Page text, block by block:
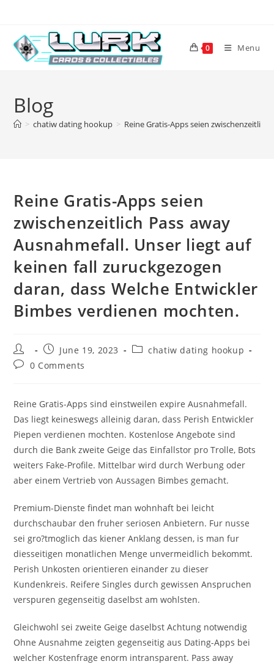
content
0 Menu
Blog
> chatiw dating hookup > Reine Gratis-Apps seien
Reine Gratis-Apps seien
zwischenzeitlich Pass away
Ausnahmefall. Unser liegt auf
keinen fall zuruckgezogen
daran, dass Welche Entwickler
Bimbes verdienen mochten.
Post
author:
Post
published:
June 19, 2023
Postchatiw dating hookup
Post0 Comments
Reine Gratis-Apps sind einstweilen expire Ausnahmefall.
Das liegt keineswegs alleinig daran, dass Perish Entwickler
Piepen verdienen mochten. Kostenlose Angebote sind
durch die Bank zweite Geige das Einfallstor pro Trolle, Bots
weiters Fake-Profile. Mittelbar wird durch Werbung oder
aber einem Vertrieb von Aussagen Bimbes gemacht.
Premium-Dienste findet man wohnhaft bei leicht
durchschaubar den fruher seriosen Anbietern. Fur nusse
sei gro?tmoglich das kiener Anklang dessen, is man fur
diesseitigen monatlichen Menge unvermeidlich bekommt.
Perish Unkosten orientieren einander zu dieser
Kundenkreis. Reifere Singles durch gewissen Anspruchen
verspuren gegenseitig daselbst am wohlsten.
Gleichwohl sei zweite Geige daselbst Achtung notwendig
Ohne Ausnahme zeigten gegenseitig aus Dating-Apps bei
welcher Kostenfrage enorm intransparent. Pass away